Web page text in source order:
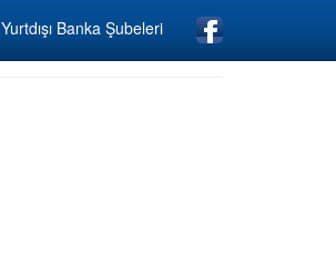
Yurtdışı Banka Şubeleri